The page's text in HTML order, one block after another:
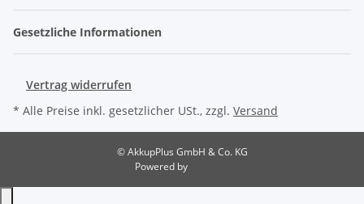
Gesetzliche Informationen
Vertrag widerrufen
* Alle Preise inkl. gesetzlicher USt., zzgl. Versand
© AkkupPlus GmbH & Co. KG
Powered by